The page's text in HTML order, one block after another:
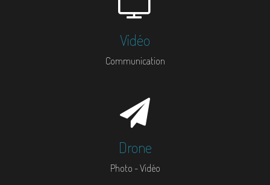
Vidéo
Communication
Drone
Photo - Vidéo